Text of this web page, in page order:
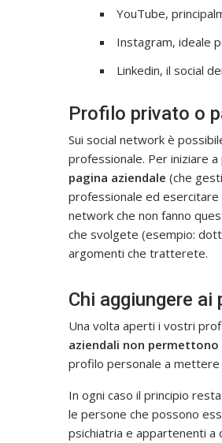
YouTube,
Instagram, ideale
Linkedin, il social
Profilo privato o
Sui social network è
professionale. Per iniziare
pagina aziendale (che
professionale ed
network che non fanno
che svolgete (esempio:
argomenti che tratterete.
Chi aggiungere
Una volta aperti i vostri
aziendali non
profilo personale a mettere
In ogni caso il principio
le persone che possono
psichiatria e appartenenti a